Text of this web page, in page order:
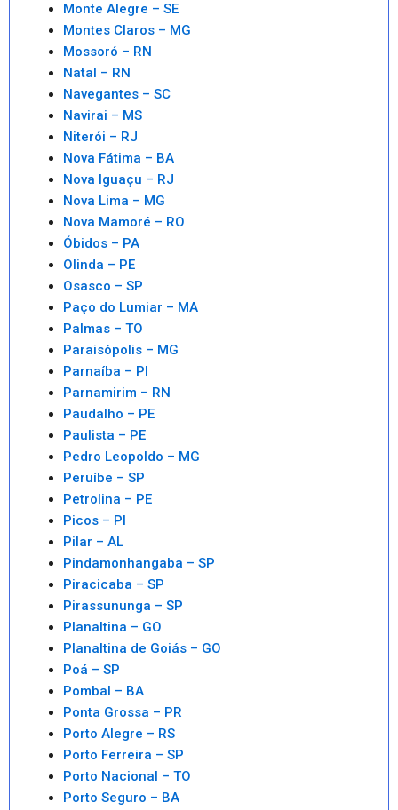
Monte Alegre – SE
Montes Claros – MG
Mossoró – RN
Natal – RN
Navegantes – SC
Navirai – MS
Niterói – RJ
Nova Fátima – BA
Nova Iguaçu – RJ
Nova Lima – MG
Nova Mamoré – RO
Óbidos – PA
Olinda – PE
Osasco – SP
Paço do Lumiar – MA
Palmas – TO
Paraisópolis – MG
Parnaíba – PI
Parnamirim – RN
Paudalho – PE
Paulista – PE
Pedro Leopoldo – MG
Peruíbe – SP
Petrolina – PE
Picos – PI
Pilar – AL
Pindamonhangaba – SP
Piracicaba – SP
Pirassununga – SP
Planaltina – GO
Planaltina de Goiás – GO
Poá – SP
Pombal – BA
Ponta Grossa – PR
Porto Alegre – RS
Porto Ferreira – SP
Porto Nacional – TO
Porto Seguro – BA